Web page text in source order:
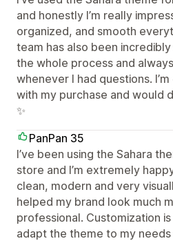
and honestly I’m really
organized, and smooth
team has also been
the whole process and
whenever I had questions.
with my purchase and would
✨
PanPan 35
I’ve been using the Sahara
store and I’m extremely
clean, modern and very
helped my brand look much
professional. Customization
adapt the theme to my